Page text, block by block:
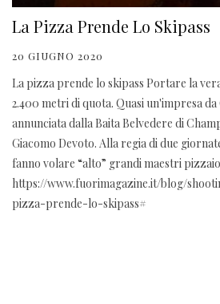
La Pizza Prende Lo Skipass
20 GIUGNO 2020
La pizza prende lo skipass Portare la
2.400 metri di quota. Quasi un'impresa da
annunciata dalla Baita Belvedere di
Giacomo Devoto. Alla regia di due
fanno volare “alto” grandi maestri
https://www.fuorimagazine.it/blog/
pizza-prende-lo-skipass#